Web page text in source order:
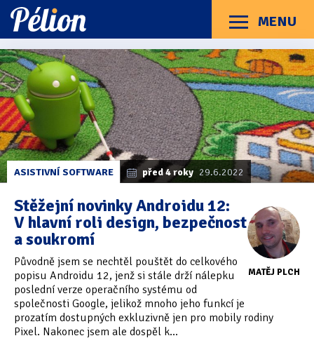
Přejít
na
štítky
Přejít
na
kategorie
Přejít
na
obsah
MENU
Menu
Články
Příručky O Pélionu Kontakt
Kategorie článků
Dotazníky
(3)
Hardware(163)
Braillské řádky(31)
Lupy (8)
Mobilní zařízení(85)
Počítače a notebooky (66)
Zápisníky(7)
Názory & zkušenosti(143)
Oficiální materiály
Články
z
kategorie
Android
12
ASISTIVNÍ SOFTWARE před 4 roky 29.6.2022
MATĚJ PLCH
Stěžejní novinky Androidu 12:
V hlavní roli design, bezpečnost
a soukromí
Původně jsem se nechtěl pouštět do celkového
popisu Androidu 12, jenž si stále drží nálepku
poslední verze operačního systému od
společnosti Google, jelikož mnoho jeho funkcí je
prozatím dostupných exkluzivně jen pro mobily rodiny
Pixel. Nakonec jsem ale dospěl k...